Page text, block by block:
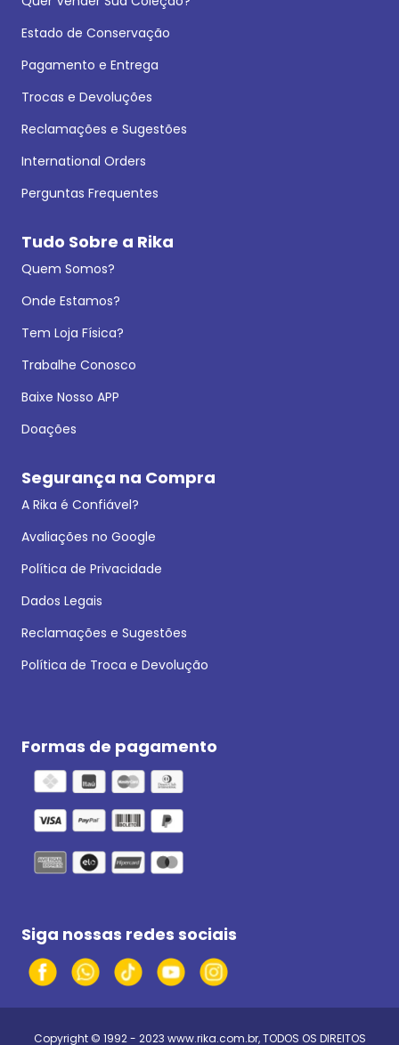
Estado de Conservação
Pagamento e Entrega
Trocas e Devoluções
Reclamações e Sugestões
International Orders
Perguntas Frequentes
Tudo Sobre a Rika
Quem Somos?
Onde Estamos?
Tem Loja Física?
Trabalhe Conosco
Baixe Nosso APP
Doações
Segurança na Compra
A Rika é Confiável?
Avaliações no Google
Política de Privacidade
Dados Legais
Reclamações e Sugestões
Política de Troca e Devolução
Formas de pagamento
Siga nossas redes sociais
Copyright © 1992 - 2023 www.rika.com.br, TODOS OS DIREITOS